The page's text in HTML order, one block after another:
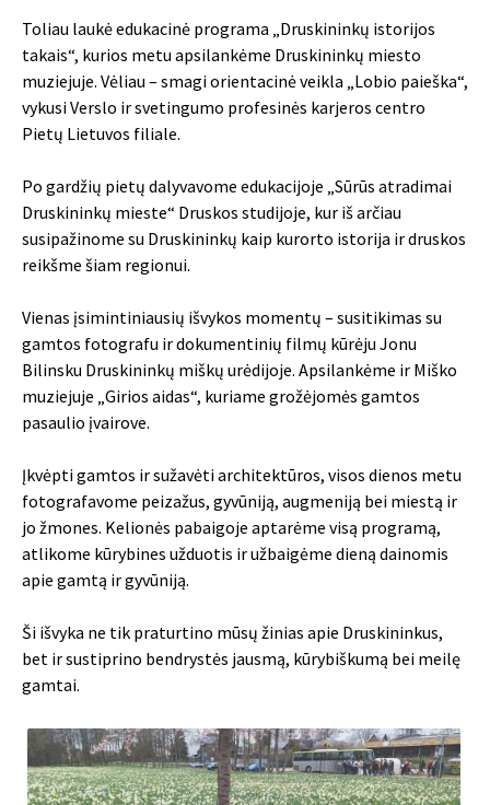
Toliau laukė edukacinė programa „Druskininkų istorijos
takais“, kurios metu apsilankėme Druskininkų miesto
muziejuje. Vėliau – smagi orientacinė veikla „Lobio paieška“,
vykusi Verslo ir svetingumo profesinės karjeros centro
Pietų Lietuvos filiale.
Po gardžių pietų dalyvavome edukacijoje „Sūrūs atradimai
Druskininkų mieste“ Druskos studijoje, kur iš arčiau
susipažinome su Druskininkų kaip kurorto istorija ir druskos
reikšme šiam regionui.
Vienas įsimintiniausių išvykos momentų – susitikimas su
gamtos fotografu ir dokumentinių filmų kūrėju Jonu
Bilinsku Druskininkų miškų urėdijoje. Apsilankėme ir Miško
muziejuje „Girios aidas“, kuriame grožėjomės gamtos
pasaulio įvairove.
Įkvėpti gamtos ir sužavėti architektūros, visos dienos metu
fotografavome peizažus, gyvūniją, augmeniją bei miestą ir
jo žmones. Kelionės pabaigoje aptarėme visą programą,
atlikome kūrybines užduotis ir užbaigėme dieną dainomis
apie gamtą ir gyvūniją.
Ši išvyka ne tik praturtino mūsų žinias apie Druskininkus,
bet ir sustiprino bendrystės jausmą, kūrybiškumą bei meilę
gamtai.